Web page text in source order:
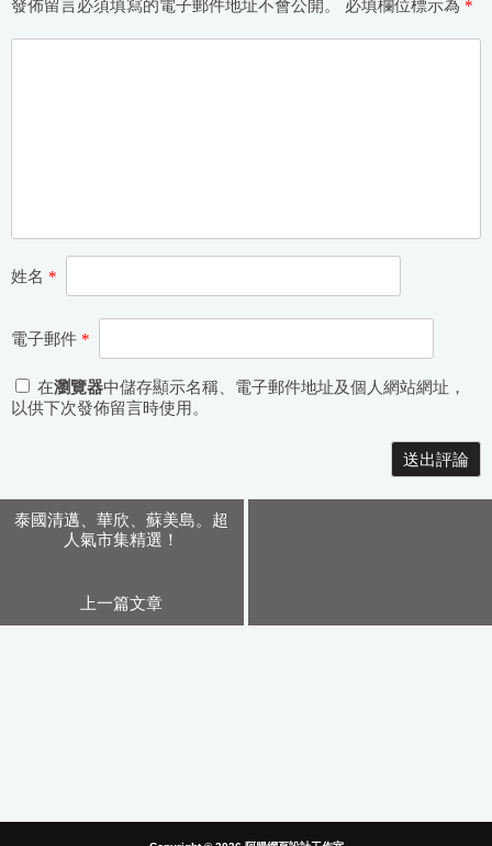
發佈留言必須填寫的電子郵件地址不會公開。 必填欄位標示為 *
姓名 *
電子郵件 *
在瀏覽器中儲存顯示名稱、電子郵件地址及個人網站網址，
以供下次發佈留言時使用。
泰國清邁、華欣、蘇美島。超
人氣市集精選！
上一篇文章